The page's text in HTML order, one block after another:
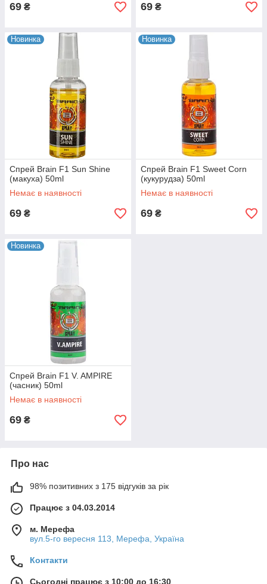
69 ₴ 69 ₴
Новинка
Спрей Brain F1 Sun Shine
(макуха) 50ml
Немає в наявності
69 ₴
Новинка
Спрей Brain F1 Sweet Corn
(кукурудза) 50ml
Немає в наявності
69 ₴
Новинка
Спрей Brain F1 V. AMPIRE
(часник) 50ml
Немає в наявності
69 ₴
Про нас
98% позитивних з 175 відгуків за рік
Працює з 04.03.2014
м. Мерефа
вул.5-го вересня 113, Мерефа, Україна
Контакти
Сьогодні працює з 10:00 до 16:30